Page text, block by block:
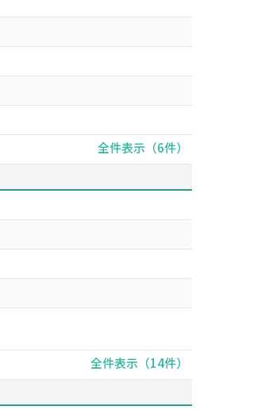
全件表示（6件）
全件表示（14件）